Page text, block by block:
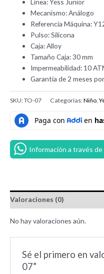
Mecanismo: Análogo
Referencia Máquina:
Pulso: Silicona
Caja: Alloy
Tamaño Caja: 30 mm
Impermeabilidad: 10
Garantía de 2 meses
SKU:TO-07 Categorías:Niño ,
Información a través
Valoraciones (0)
No hay valoraciones aún.
Sé el primero en
07”